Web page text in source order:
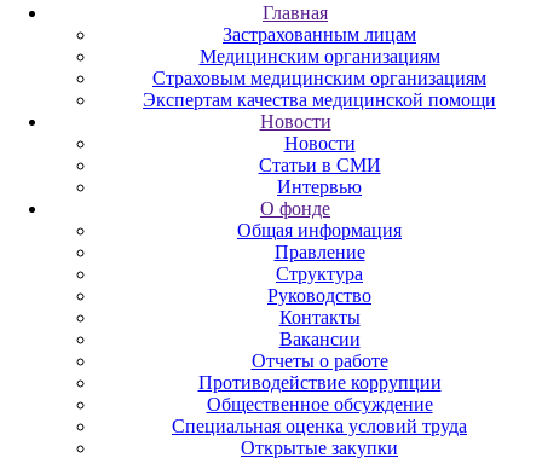
Главная
Застрахованным лицам
Медицинским организациям
Страховым медицинским организациям
Экспертам качества медицинской помощи
Новости
Новости
Статьи в СМИ
Интервью
О фонде
Общая информация
Правление
Структура
Руководство
Контакты
Вакансии
Отчеты о работе
Противодействие коррупции
Общественное обсуждение
Специальная оценка условий труда
Открытые закупки